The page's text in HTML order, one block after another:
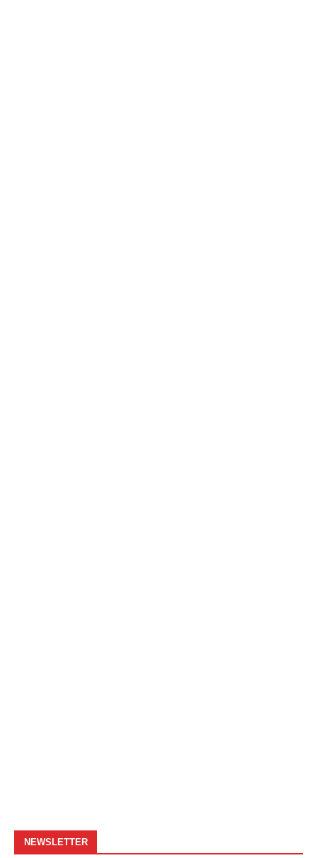
NEWSLETTER